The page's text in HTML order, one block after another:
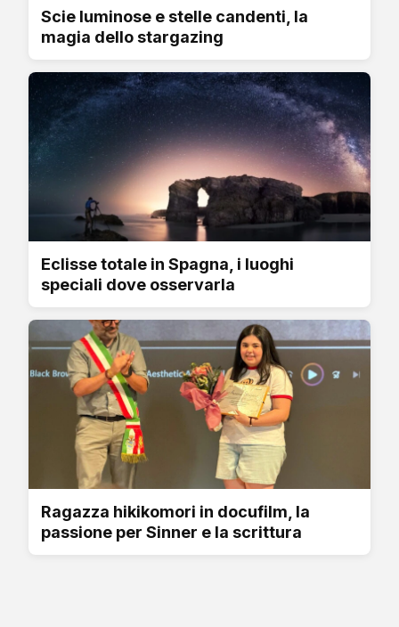
Scie luminose e stelle candenti, la
magia dello stargazing
Eclisse totale in Spagna, i luoghi
speciali dove osservarla
Ragazza hikikomori in docufilm, la
passione per Sinner e la scrittura